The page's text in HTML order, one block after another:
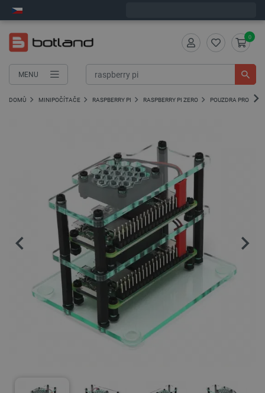
MENU
0
DOMŮ MINIPOČÍTAČE RASPBERRY PI RASPBERRY PI ZERO POUZDRA PRO